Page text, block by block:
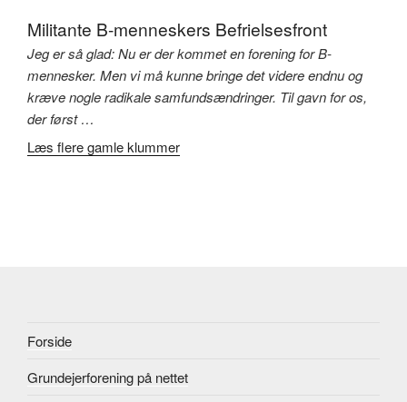
Militante B-menneskers Befrielsesfront
Jeg er så glad: Nu er der kommet en forening for B-
mennesker. Men vi må kunne bringe det videre endnu og
kræve nogle radikale samfundsændringer. Til gavn for os,
der først …
Læs flere gamle klummer
Forside
Grundejerforening på nettet